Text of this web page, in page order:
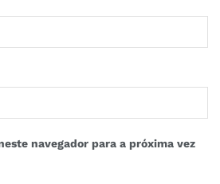
navegador para a próxima vez